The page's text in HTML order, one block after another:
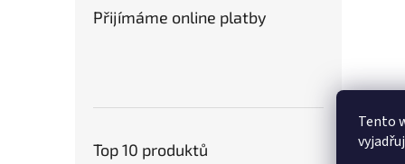
Tento
Přijímáme online platby
Top 10 produktů